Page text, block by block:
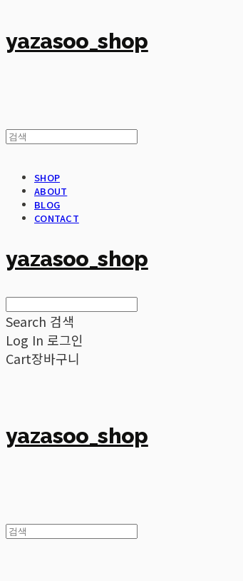
yazasoo_shop
SHOP
ABOUT
BLOG
CONTACT
yazasoo_shop
Search 검색
Log In 로그인
Cart장바구니
yazasoo_shop